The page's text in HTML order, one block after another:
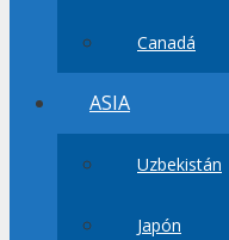
Canadá
ASIA
Uzbekistán
Japón